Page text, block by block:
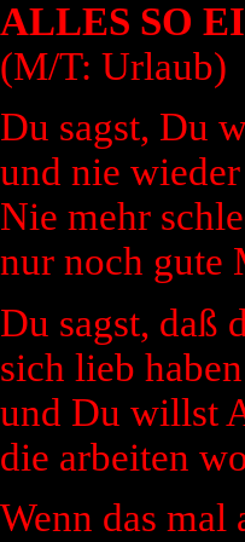
ALLES SO
(M/T: Urlaub)
Du sagst, Du
und nie
Nie mehr
nur noch gute
Du sagst, daß
sich lieb
und Du willst
die arbeiten
Wenn das mal